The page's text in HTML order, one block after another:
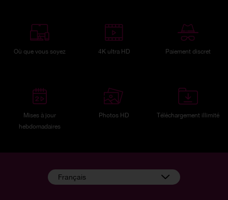
Où que vous soyez 4K ultra HD Paiement discret
Mises à jour
hebdomadaires
Photos HD Téléchargement illimité
Français